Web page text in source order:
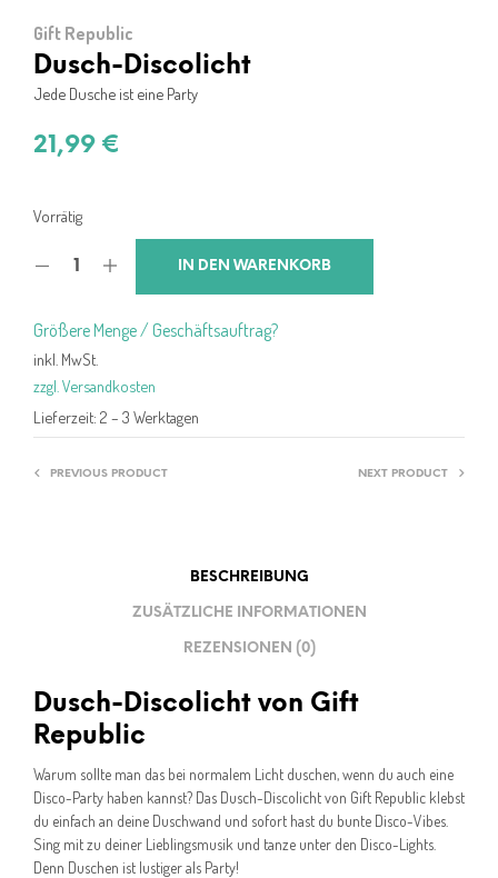
Gift Republic
Dusch-Discolicht
Jede Dusche ist eine Party
21,99 €
Vorrätig
IN DEN WARENKORB
Größere Menge / Geschäftsauftrag?
inkl. MwSt.
zzgl. Versandkosten
Lieferzeit: 2 – 3 Werktagen
PREVIOUS PRODUCT NEXT PRODUCT
BESCHREIBUNG
ZUSÄTZLICHE INFORMATIONEN
REZENSIONEN (0)
Dusch-Discolicht von Gift
Republic
Warum sollte man das bei normalem Licht duschen, wenn du auch eine
Disco-Party haben kannst? Das Dusch-Discolicht von Gift Republic klebst
du einfach an deine Duschwand und sofort hast du bunte Disco-Vibes.
Sing mit zu deiner Lieblingsmusik und tanze unter den Disco-Lights.
Denn Duschen ist lustiger als Party!